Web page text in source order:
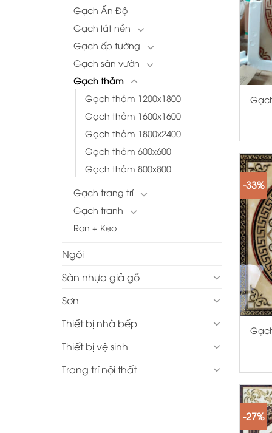
Gạch Ấn Độ
Gạch lát nền
Gạch ốp tường
Gạch sân vườn
Gạch thảm
Gạch thảm 1200x1800
Gạch thảm 1600x1600
Gạch thảm 1800x2400
Gạch thảm 600x600
Gạch thảm 800x800
Gạch trang trí
Gạch tranh
Ron + Keo
Ngói
Sàn nhựa giả gỗ
Sơn
Thiết bị nhà bếp
Thiết bị vệ sinh
Trang trí nội thất
+
-33%
+
-27%